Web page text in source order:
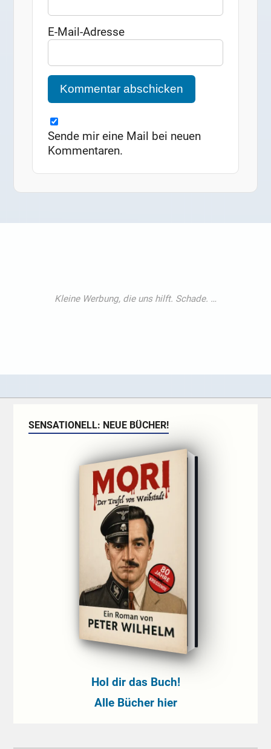
E-Mail-Adresse
Sende mir eine Mail bei neuen
Kommentaren.
SENSATIONELL: NEUE BÜCHER!
Hol dir das Buch!
Alle Bücher hier